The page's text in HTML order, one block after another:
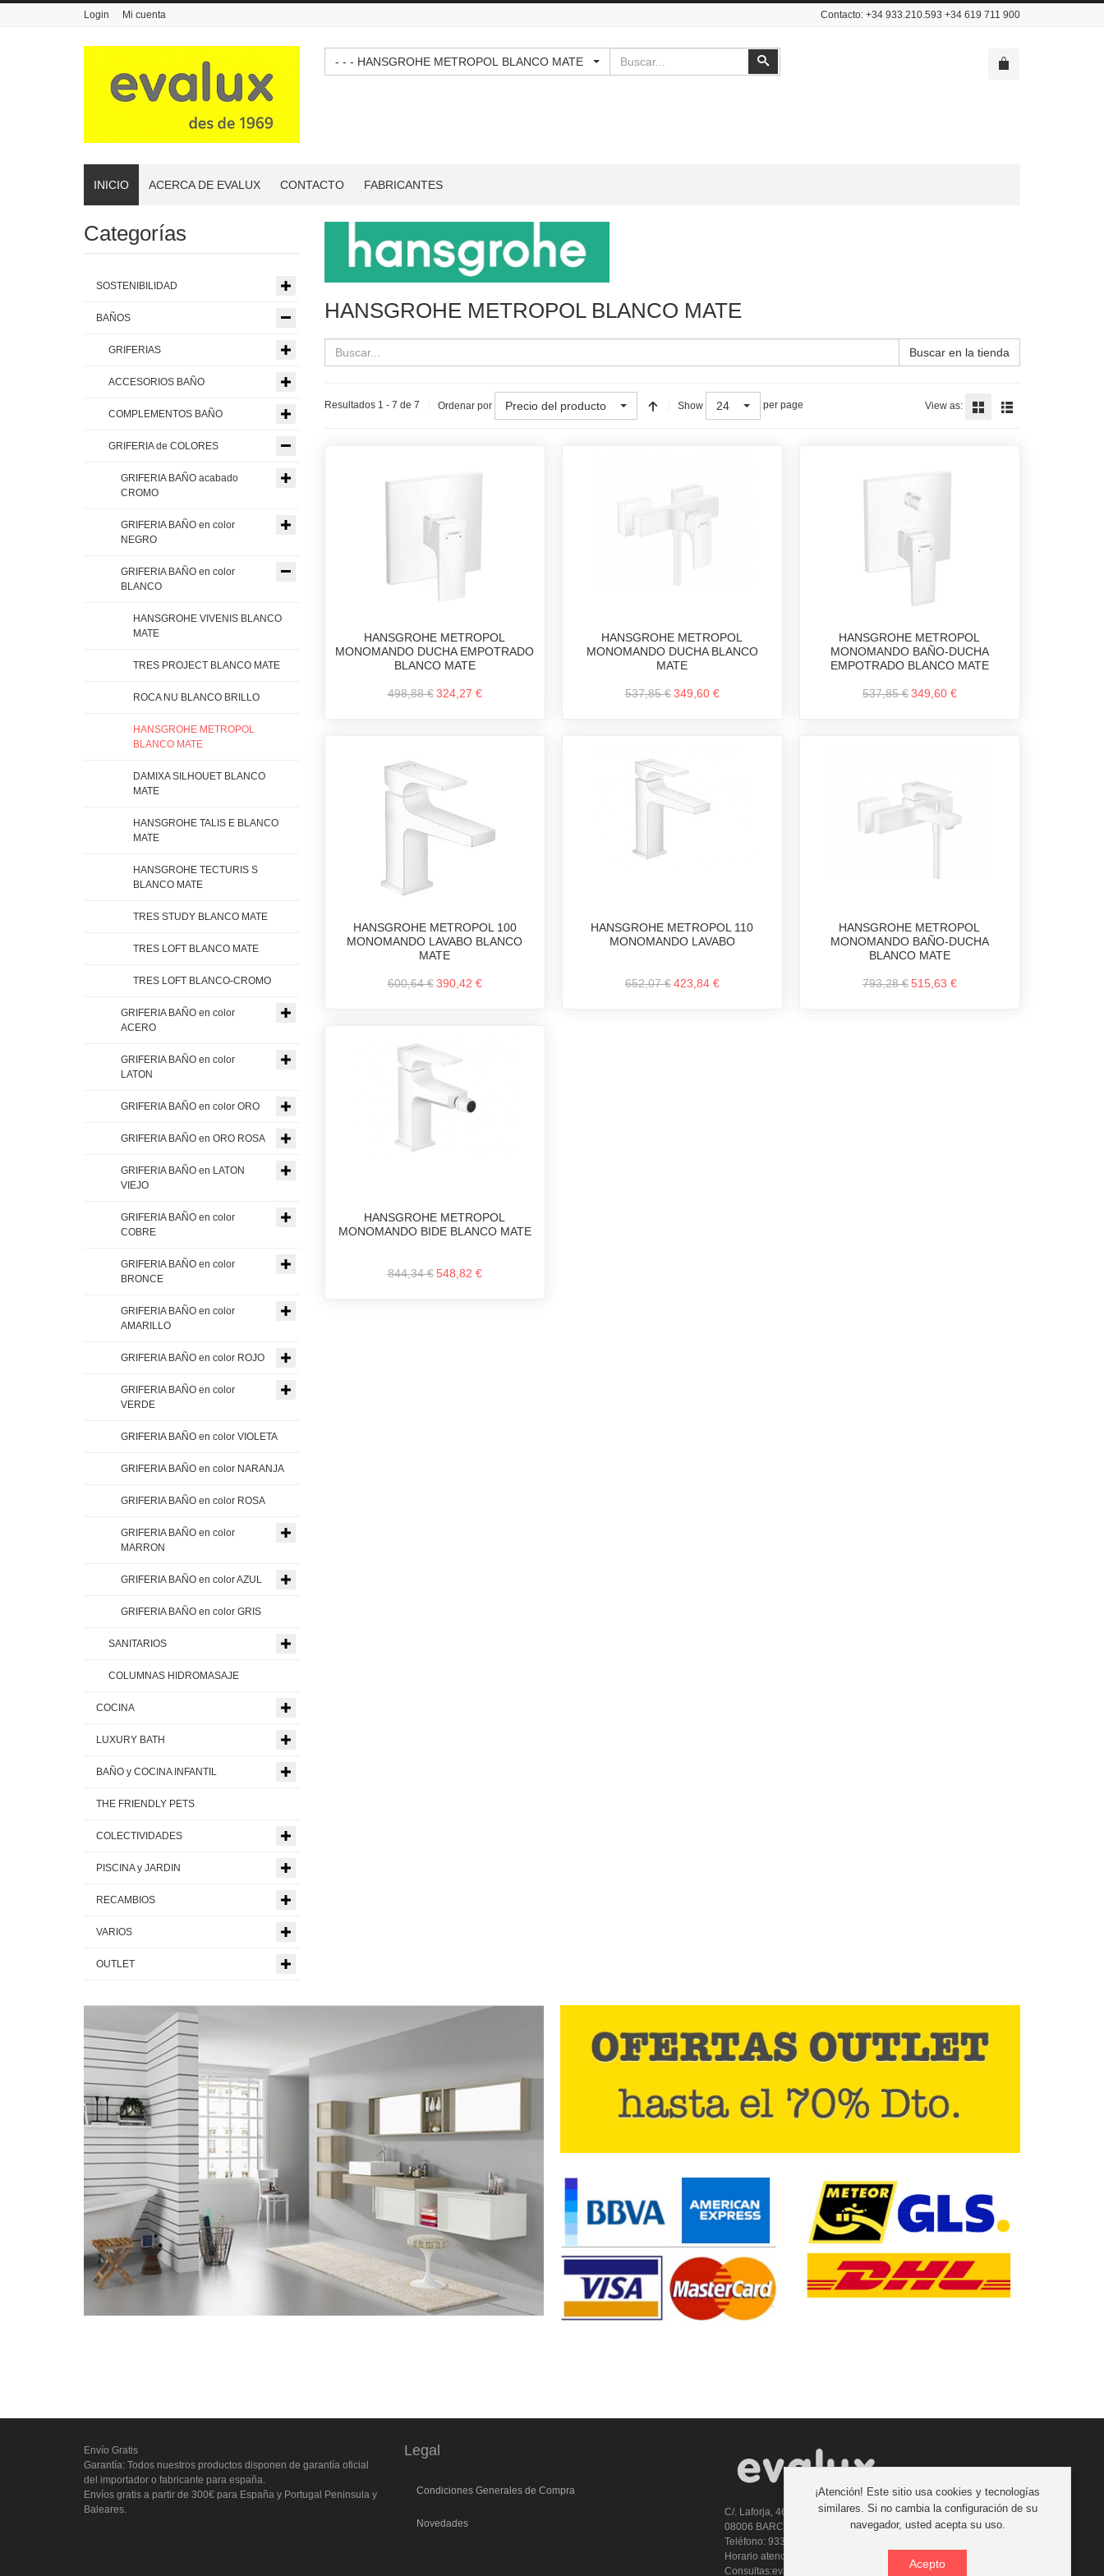
Login Mi cuenta Contacto: +34 933.210.593 +34 619 711 900
- - - HANSGROHE METROPOL BLANCO MATE Buscar
INICIO ACERCA DE EVALUX CONTACTO FABRICANTES
HANSGROHE METROPOL BLANCO MATE
Buscar en la tienda
Resultados 1 - 7 de 7 Ordenar por Precio del producto Show 24 per page View as:
HANSGROHE METROPOL
MONOMANDO DUCHA EMPOTRADO
BLANCO MATE
498,88 € 324,27 €
HANSGROHE METROPOL
MONOMANDO DUCHA BLANCO
MATE
537,85 € 349,60 €
HANSGROHE METROPOL
MONOMANDO BAÑO-DUCHA
EMPOTRADO BLANCO MATE
537,85 €349,60 €
HANSGROHE METROPOL 100
MONOMANDO LAVABO BLANCO
MATE
600,64 € 390,42 €
HANSGROHE METROPOL 110
MONOMANDO LAVABO
652,07 € 423,84 €
HANSGROHE METROPOL
MONOMANDO BAÑO-DUCHA
BLANCO MATE
793,28 €515,63 €
HANSGROHE METROPOL
MONOMANDO BIDE BLANCO MATE
844,34 € 548,82 €
Categorías
SOSTENIBILIDAD
BAÑOS
GRIFERIAS
ACCESORIOS BAÑO
COMPLEMENTOS BAÑO
GRIFERIA de COLORES
GRIFERIA BAÑO acabado
CROMO
GRIFERIA BAÑO en color
NEGRO
GRIFERIA BAÑO en color
BLANCO
HANSGROHE VIVENIS BLANCO
MATE
TRES PROJECT BLANCO MATE
ROCA NU BLANCO BRILLO
HANSGROHE METROPOL
BLANCO MATE
DAMIXA SILHOUET BLANCO
MATE
HANSGROHE TALIS E BLANCO
MATE
HANSGROHE TECTURIS S
BLANCO MATE
TRES STUDY BLANCO MATE
TRES LOFT BLANCO MATE
TRES LOFT BLANCO-CROMO
GRIFERIA BAÑO en color
ACERO
GRIFERIA BAÑO en color
LATON
GRIFERIA BAÑO en color ORO
GRIFERIA BAÑO en ORO ROSA
GRIFERIA BAÑO en LATON
VIEJO
GRIFERIA BAÑO en color
COBRE
GRIFERIA BAÑO en color
BRONCE
GRIFERIA BAÑO en color
AMARILLO
GRIFERIA BAÑO en color ROJO
GRIFERIA BAÑO en color
VERDE
GRIFERIA BAÑO en color VIOLETA
GRIFERIA BAÑO en color NARANJA
GRIFERIA BAÑO en color ROSA
GRIFERIA BAÑO en color
MARRON
GRIFERIA BAÑO en color AZUL
GRIFERIA BAÑO en color GRIS
SANITARIOS
COLUMNAS HIDROMASAJE
COCINA
LUXURY BATH
BAÑO y COCINA INFANTIL
THE FRIENDLY PETS
COLECTIVIDADES
PISCINA y JARDIN
RECAMBIOS
VARIOS
OUTLET
Envío Gratis
Garantía: Todos nuestros productos disponen de garantía oficial
del importador o fabricante para españa.
Envíos gratis a partir de 300€ para España y Portugal Peninsula y
Baleares.
Legal
Condiciones Generales de Compra
Novedades
C/. Laforja, 46
08006 BARCELONA (ESPAÑA)
Teléfono: 933 210 593 - 619 711 900
Horario atencion telefonica: 9:00 a 14:00 Tardes con cita previa
Consultas:evalux@evalux.com
¡Atención! Este sitio usa cookies y tecnologías
similares. Si no cambia la configuración de su
navegador, usted acepta su uso.
Acepto